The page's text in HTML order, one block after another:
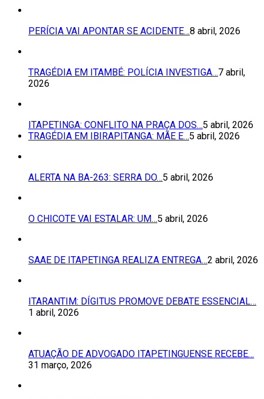
PERÍCIA VAI APONTAR SE ACIDENTE…8 abril, 2026
TRAGÉDIA EM ITAMBÉ: POLÍCIA INVESTIGA…7 abril,
2026
ITAPETINGA: CONFLITO NA PRAÇA DOS…5 abril, 2026
TRAGÉDIA EM IBIRAPITANGA: MÃE E…5 abril, 2026
ALERTA NA BA-263: SERRA DO…5 abril, 2026
O CHICOTE VAI ESTALAR: UM…5 abril, 2026
SAAE DE ITAPETINGA REALIZA ENTREGA…2 abril, 2026
ITARANTIM: DÍGITUS PROMOVE DEBATE ESSENCIAL…
1 abril, 2026
ATUAÇÃO DE ADVOGADO ITAPETINGUENSE RECEBE…
31 março, 2026